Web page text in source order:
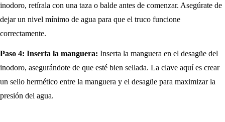
inodoro, retírala con una taza o balde antes de comenzar. Asegúrate de
dejar un nivel mínimo de agua para que el truco funcione
correctamente.
Paso 4: Inserta la manguera: Inserta la manguera en el desagüe del
inodoro, asegurándote de que esté bien sellada. La clave aquí es crear
un sello hermético entre la manguera y el desagüe para maximizar la
presión del agua.